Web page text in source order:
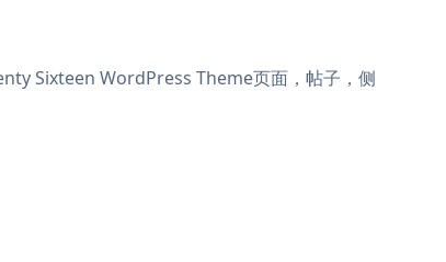
Sixteen WordPress Theme页面，帖子，侧